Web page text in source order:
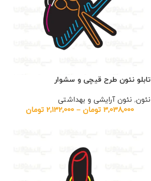
تابلو نئون طرح قیچی و سشوار
نئون, نئون آرایشی و بهداشتی
3,038,000 تومان –
2,132,000 تومان